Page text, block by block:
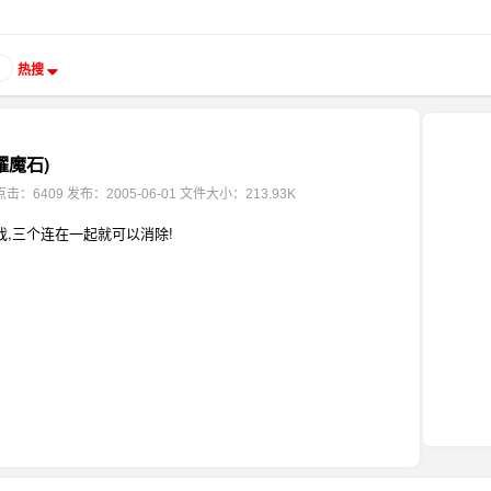
热搜
魔石)
击：6409 发布：2005-06-01 文件大小：213.93K
,三个连在一起就可以消除!